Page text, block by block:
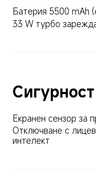
Батерия 5500 mAh
33 W турбо
Сигурност
Екранен сензор за
Отключване с
интелект